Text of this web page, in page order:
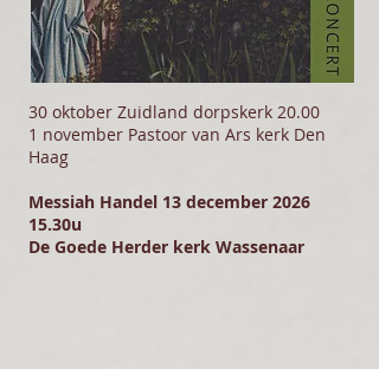
30 oktober Zuidland dorpskerk 20.00
1 november Pastoor van Ars kerk Den
Haag
Messiah Handel 13 december 2026
15.30u
De Goede Herder kerk Wassenaar